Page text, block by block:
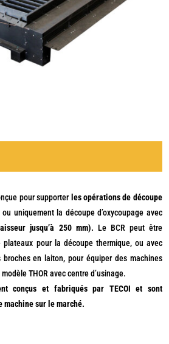
pour supporter les opérations de découpe
ou uniquement la découpe d’oxycoupage avec
jusqu’à 250 mm). Le BCR peut être
pour la découpe thermique, ou avec
en laiton, pour équiper des machines
THOR avec centre d’usinage.
conçus et fabriqués par TECOI et sont
machine sur le marché.